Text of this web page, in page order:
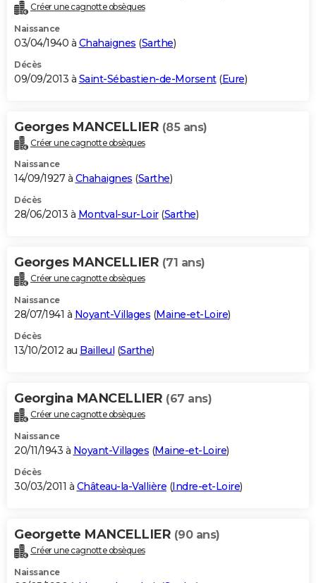
Créer une cagnotte obsèques
Naissance
03/04/1940 à Chahaignes (Sarthe)
Décès
09/09/2013 à Saint-Sébastien-de-Morsent(Eure)
Georges MANCELLIER (85 ans)
Créer une cagnotte obsèques
Naissance
14/09/1927 à Chahaignes (Sarthe)
Décès
28/06/2013 à Montval-sur-Loir(Sarthe)
Georges MANCELLIER (71 ans)
Créer une cagnotte obsèques
Naissance
28/07/1941 à Noyant-Villages (Maine-et-Loire)
Décès
13/10/2012 au Bailleul (Sarthe)
Georgina MANCELLIER (67 ans)
Créer une cagnotte obsèques
Naissance
20/11/1943 à Noyant-Villages (Maine-et-Loire)
Décès
30/03/2011 à Château-la-Vallière (Indre-et-Loire)
Georgette MANCELLIER (90 ans)
Créer une cagnotte obsèques
Naissance